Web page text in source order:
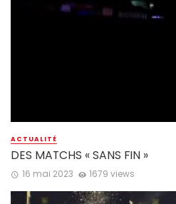
ACTUALITÉ
DES MATCHS « SANS FIN »
16 mai 2023 1679 views